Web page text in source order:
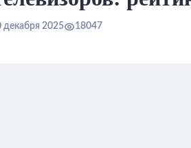
декабря 2025 18047